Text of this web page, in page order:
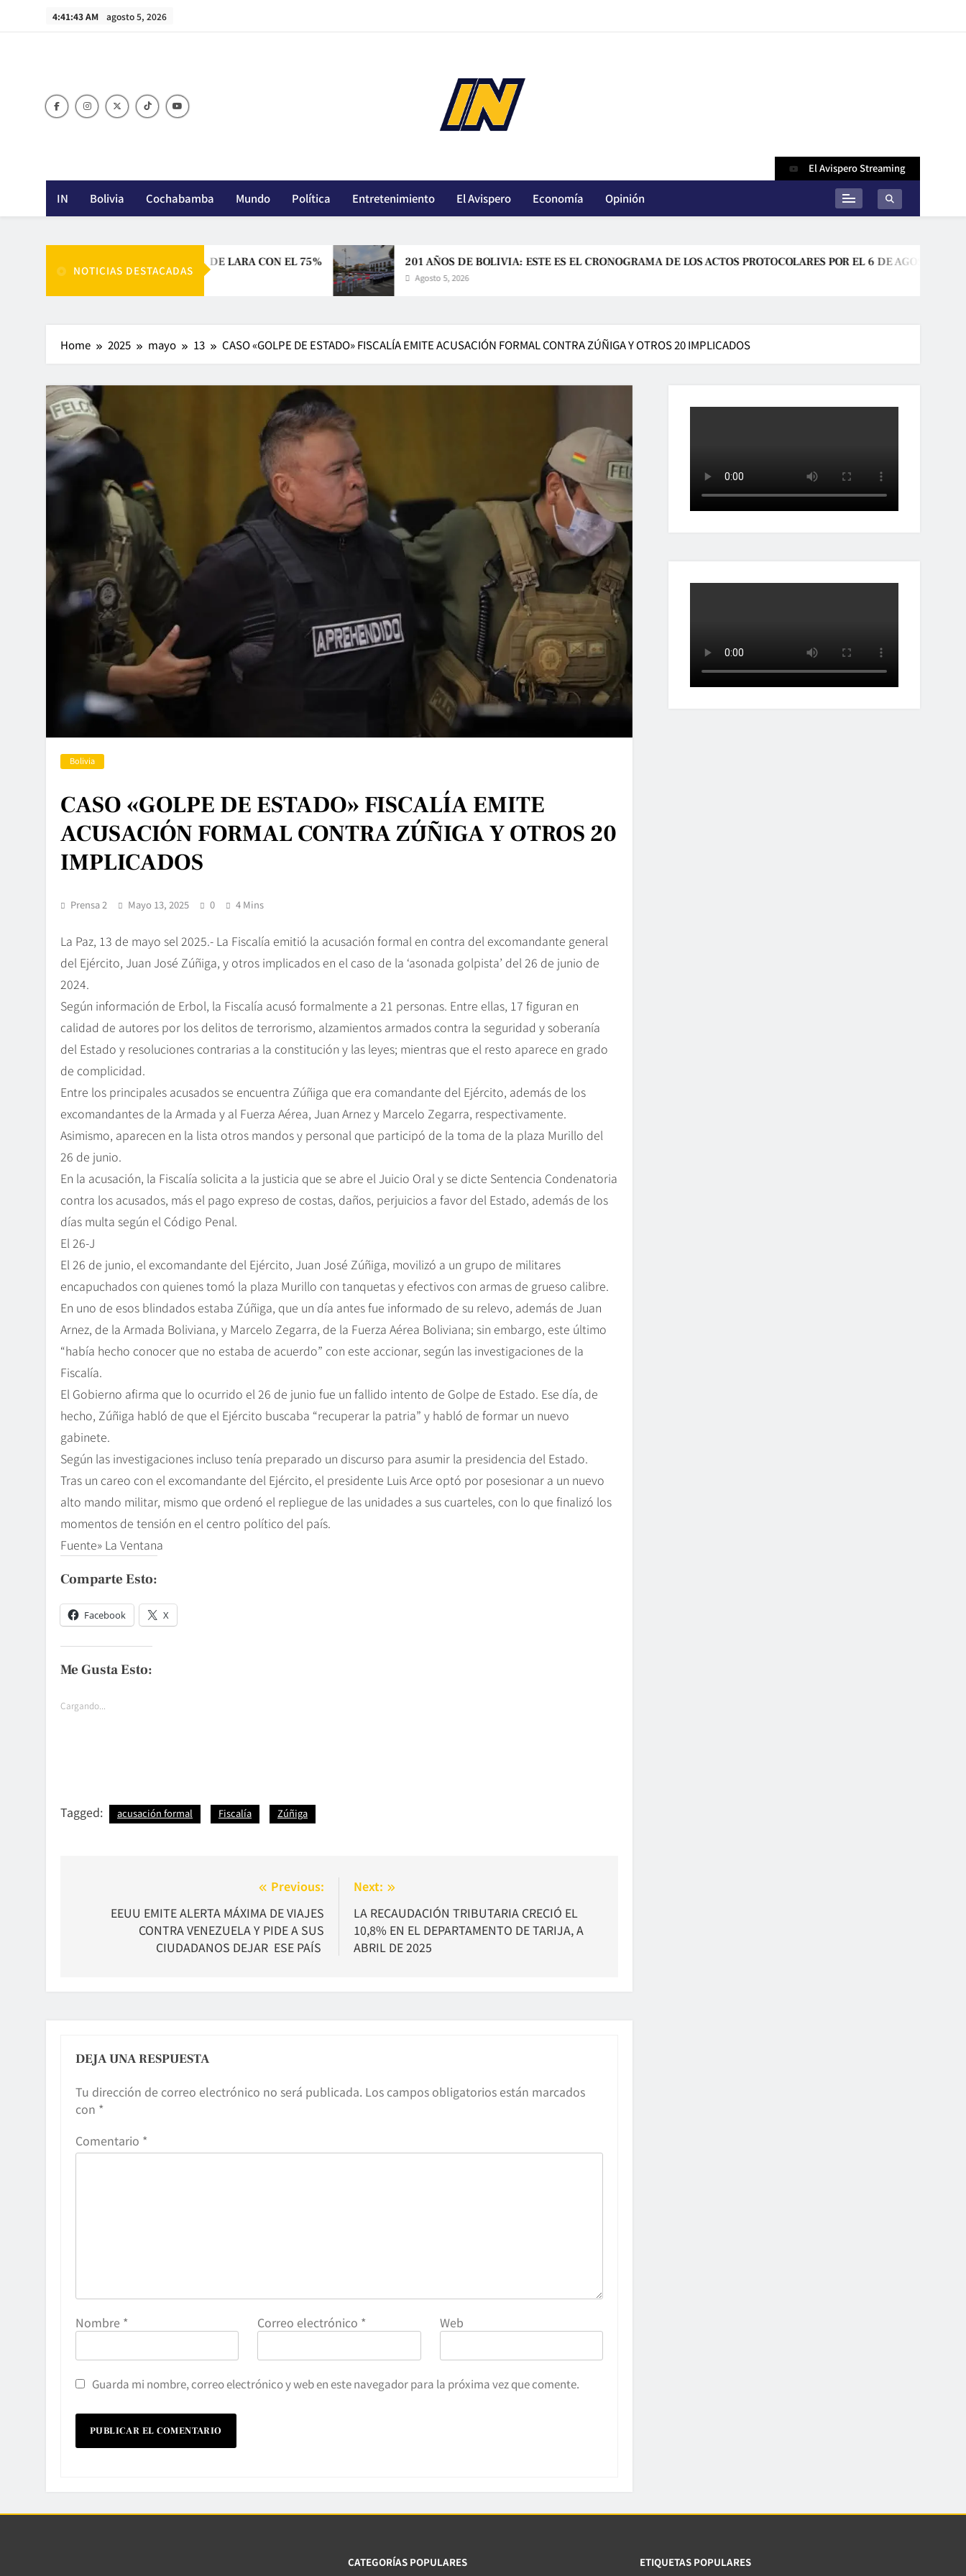
4:41:44 AM agosto 5, 2026
innoticiasbo.com
IN Bolivia Cochabamba Mundo Política Entretenimiento El Avispero Economía Opinión
El Avispero Streaming
NOTICIAS DESTACADAS
DE PAZ CON EL 55% Y LA DE LARA CON EL 75% 201 AÑOS DE BOLIVIA: ESTE ES EL CRONOGRAMA DE LOS ACTOS PROTOCOLARES POR EL 6 DE AGOSTO EN SUCRE
Agosto 5, 2026
Home 2025 mayo 13 CASO «GOLPE DE ESTADO» FISCALÍA EMITE ACUSACIÓN FORMAL CONTRA ZÚÑIGA Y OTROS 20 IMPLICADOS
Bolivia
CASO «GOLPE DE ESTADO» FISCALÍA EMITE
ACUSACIÓN FORMAL CONTRA ZÚÑIGA Y OTROS 20
IMPLICADOS
Prensa 2 Mayo 13, 2025 0 4 Mins
La Paz, 13 de mayo sel 2025.- La Fiscalía emitió la acusación formal en contra del excomandante general
del Ejército, Juan José Zúñiga, y otros implicados en el caso de la ‘asonada golpista’ del 26 de junio de
2024.
Según información de Erbol, la Fiscalía acusó formalmente a 21 personas. Entre ellas, 17 figuran en
calidad de autores por los delitos de terrorismo, alzamientos armados contra la seguridad y soberanía
del Estado y resoluciones contrarias a la constitución y las leyes; mientras que el resto aparece en grado
de complicidad.
Entre los principales acusados se encuentra Zúñiga que era comandante del Ejército, además de los
excomandantes de la Armada y al Fuerza Aérea, Juan Arnez y Marcelo Zegarra, respectivamente.
Asimismo, aparecen en la lista otros mandos y personal que participó de la toma de la plaza Murillo del
26 de junio.
En la acusación, la Fiscalía solicita a la justicia que se abre el Juicio Oral y se dicte Sentencia Condenatoria
contra los acusados, más el pago expreso de costas, daños, perjuicios a favor del Estado, además de los
días multa según el Código Penal.
El 26-J
El 26 de junio, el excomandante del Ejército, Juan José Zúñiga, movilizó a un grupo de militares
encapuchados con quienes tomó la plaza Murillo con tanquetas y efectivos con armas de grueso calibre.
En uno de esos blindados estaba Zúñiga, que un día antes fue informado de su relevo, además de Juan
Arnez, de la Armada Boliviana, y Marcelo Zegarra, de la Fuerza Aérea Boliviana; sin embargo, este último
“había hecho conocer que no estaba de acuerdo” con este accionar, según las investigaciones de la
Fiscalía.
El Gobierno afirma que lo ocurrido el 26 de junio fue un fallido intento de Golpe de Estado. Ese día, de
hecho, Zúñiga habló de que el Ejército buscaba “recuperar la patria” y habló de formar un nuevo
gabinete.
Según las investigaciones incluso tenía preparado un discurso para asumir la presidencia del Estado.
Tras un careo con el excomandante del Ejército, el presidente Luis Arce optó por posesionar a un nuevo
alto mando militar, mismo que ordenó el repliegue de las unidades a sus cuarteles, con lo que finalizó los
momentos de tensión en el centro político del país.
Fuente» La Ventana
Comparte Esto:
Facebook X
Me Gusta Esto:
Cargando...
Tagged: acusación formal Fiscalía Zúñiga
entradas
Previous:
EEUU EMITE ALERTA MÁXIMA DE VIAJES
CONTRA VENEZUELA Y PIDE A SUS
CIUDADANOS DEJAR ESE PAÍS
Next:
LA RECAUDACIÓN TRIBUTARIA CRECIÓ EL
10,8% EN EL DEPARTAMENTO DE TARIJA, A
ABRIL DE 2025
DEJA UNA RESPUESTA
Tu dirección de correo electrónico no será publicada. Los campos obligatorios están marcados
con *
Comentario *
Nombre * Correo electrónico * Web
Guarda mi nombre, correo electrónico y web en este navegador para la próxima vez que comente.
CATEGORÍAS POPULARES ETIQUETAS POPULARES